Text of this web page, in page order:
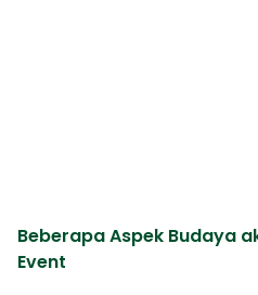
Beberapa Aspek Budaya
Event